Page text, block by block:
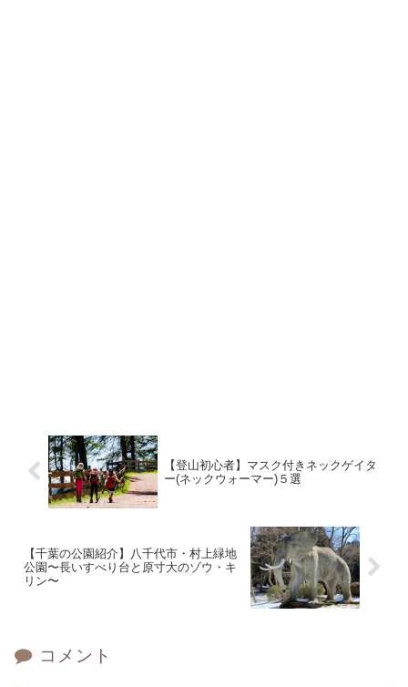
【登山初心者】マスク付きネックゲイタ
ー(ネックウォーマー)５選
【千葉の公園紹介】八千代市・村上緑地
公園〜長いすべり台と原寸大のゾウ・キ
リン〜
コメント